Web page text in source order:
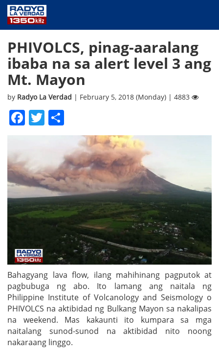
PUBLIC SERVICE
ANNOUNCEMENTS
PROGRAMS
ABOUT
PHIVOLCS, pinag-aaralang
ibaba na sa alert level 3 ang
Mt. Mayon
by Radyo La Verdad | February 5, 2018 (Monday) | 4883
Facebook
Twitter
Bahagyang lava flow, ilang mahihinang pagputok at
pagbubuga ng abo. Ito lamang ang naitala ng
Philippine Institute of Volcanology and Seismology o
PHIVOLCS na aktibidad ng Bulkang Mayon sa nakalipas
na weekend. Mas kakaunti ito kumpara sa mga
naitalang sunod-sunod na aktibidad nito noong
nakaraang linggo.